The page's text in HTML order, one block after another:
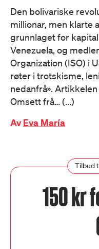
Den bolivariske
millionar, men klarte
grunnlaget for
Venezuela, og
Organization (ISO) i
røter i trotskisme,
nedanfrå».
Omsett frå… (...)
AvEva María
Tilbud
150 kr